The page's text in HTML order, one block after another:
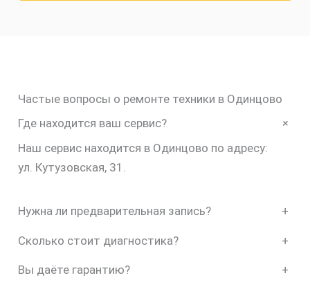
Частые вопросы о ремонте техники в Одинцово
Где находится ваш сервис?
+
Наш сервис находится в Одинцово по адресу:
ул. Кутузовская, 31.
Нужна ли предварительная запись? +
Сколько стоит диагностика? +
Вы даёте гарантию? +